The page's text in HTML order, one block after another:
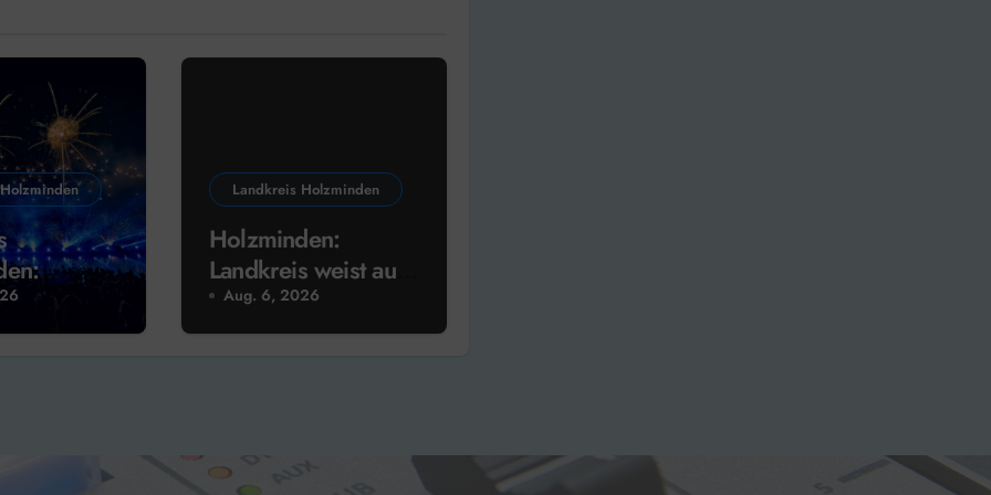
feiert
Landkreis Holzminden
Holzminden:
Landkreis weist auf
Regeln für
Wasserentnahmen
Aug. 6, 2026